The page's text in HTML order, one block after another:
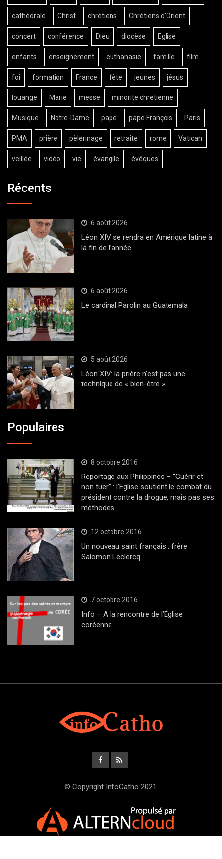
cathédrale Christ chrétiens Chrétiens d'Orient
concert conférence Dieu diocèse Eglise
enfants enseignement euthanasie famille film
foi formation France fête jeunes jésus
louange Marie messe minorité chrétienne
Musique Notre-Dame pape pape François Paris
PMA prière pèlerinage retraite rome Vatican
veillée vidéo vie évangile évêques
Récents
6 août 2026
Léon XIV se rendra en Amérique latine à
la fin de l’année
6 août 2026
Le cardinal Parolin au Guatemala
5 août 2026
Léon XIV: la prière n’est pas une
technique de « bien-être »
Populaires
8 octobre 2016
Reportage aux Philippines – “Guérir et
non tuer” : l’Eglise soutient le combat du
président contre la drogue, mais pas ses
méthodes
12 octobre 2016
Un nouveau saint français : frère
Salomon Leclercq
7 octobre 2016
Info – A la rencontre de l’Eglise
coréenne
© Copyright InfoCatho 2021.